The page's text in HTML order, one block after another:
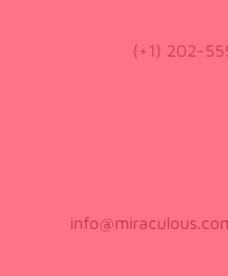
(+1) 202-